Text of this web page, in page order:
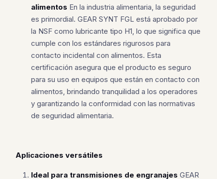
alimentos En la industria alimentaria, la seguridad
es primordial. GEAR SYNT FGL está aprobado por
la NSF como lubricante tipo H1, lo que significa que
cumple con los estándares rigurosos para
contacto incidental con alimentos. Esta
certificación asegura que el producto es seguro
para su uso en equipos que están en contacto con
alimentos, brindando tranquilidad a los operadores
y garantizando la conformidad con las normativas
de seguridad alimentaria.
Aplicaciones versátiles
Ideal para transmisiones de engranajes GEAR